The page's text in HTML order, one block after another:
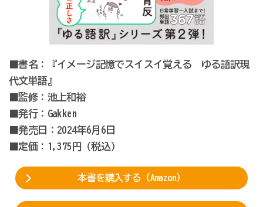
■書名：『イメージ記憶でスイスイ覚える ゆる語訳現
代文単語』
■監修：池上和裕
■発行：Gakken
■発売日：2024年6月6日
■定価：1,375円（税込）
本書を購入する（Amazon）